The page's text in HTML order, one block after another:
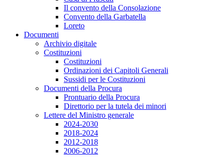
Il convento della Consolazione
Convento della Garbatella
Loreto
Documenti
Archivio digitale
Costituzioni
Costituzioni
Ordinazioni dei Capitoli Generali
Sussidi per le Costituzioni
Documenti della Procura
Prontuario della Procura
Direttorio per la tutela dei minori
Lettere del Ministro generale
2024-2030
2018-2024
2012-2018
2006-2012